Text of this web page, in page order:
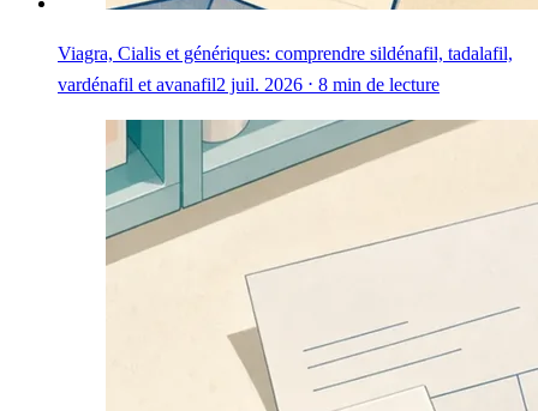
Viagra, Cialis et génériques: comprendre sildénafil, tadalafil,
vardénafil et avanafil2 juil. 2026 ⋅ 8 min de lecture